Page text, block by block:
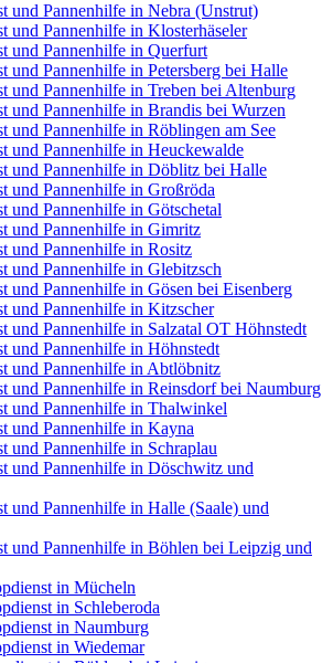
und Pannenhilfe in Nebra (Unstrut)
und Pannenhilfe in Klosterhäseler
und Pannenhilfe in Querfurt
und Pannenhilfe in Petersberg bei Halle
und Pannenhilfe in Treben bei Altenburg
und Pannenhilfe in Brandis bei Wurzen
und Pannenhilfe in Röblingen am See
und Pannenhilfe in Heuckewalde
und Pannenhilfe in Döblitz bei Halle
und Pannenhilfe in Großröda
und Pannenhilfe in Götschetal
und Pannenhilfe in Gimritz
und Pannenhilfe in Rositz
und Pannenhilfe in Glebitzsch
und Pannenhilfe in Gösen bei Eisenberg
und Pannenhilfe in Kitzscher
und Pannenhilfe in Salzatal OT Höhnstedt
und Pannenhilfe in Höhnstedt
und Pannenhilfe in Abtlöbnitz
und Pannenhilfe in Reinsdorf bei Naumburg
und Pannenhilfe in Thalwinkel
und Pannenhilfe in Kayna
und Pannenhilfe in Schraplau
und Pannenhilfe in Döschwitz und
und Pannenhilfe in Halle (Saale) und
und Pannenhilfe in Böhlen bei Leipzig und
in Mücheln
in Schleberoda
in Naumburg
in Wiedemar